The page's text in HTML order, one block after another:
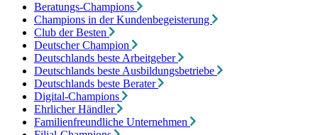
Beratungs-Champions
Champions in der Kundenbegeisterung
Club der Besten
Deutscher Champion
Deutschlands beste Arbeitgeber
Deutschlands beste Ausbildungsbetriebe
Deutschlands beste Berater
Digital-Champions
Ehrlicher Händler
Familienfreundliche Unternehmen